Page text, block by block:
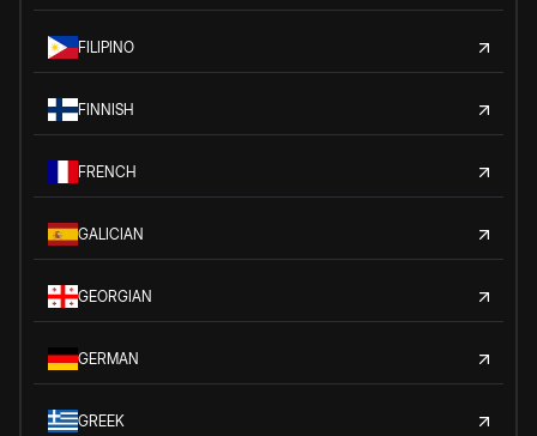
FILIPINO
FINNISH
FRENCH
GALICIAN
GEORGIAN
GERMAN
GREEK